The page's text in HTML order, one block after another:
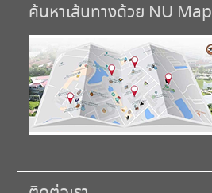
ค้นหาเส้นทางด้วย NU Map